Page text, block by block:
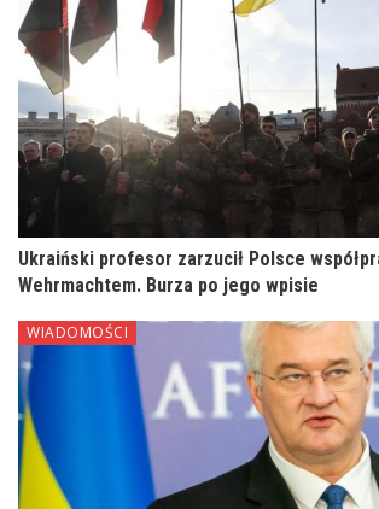
Ukraiński profesor zarzucił Polsce
Wehrmachtem. Burza po jego wpisie
WIADOMOŚCI